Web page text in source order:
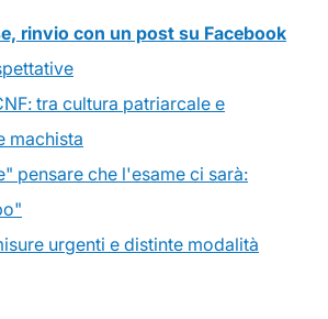
rinvio con un post su Facebook
tra cultura patriarcale e
machista
pensare che l'esame ci sarà:
urgenti e distinte modalità